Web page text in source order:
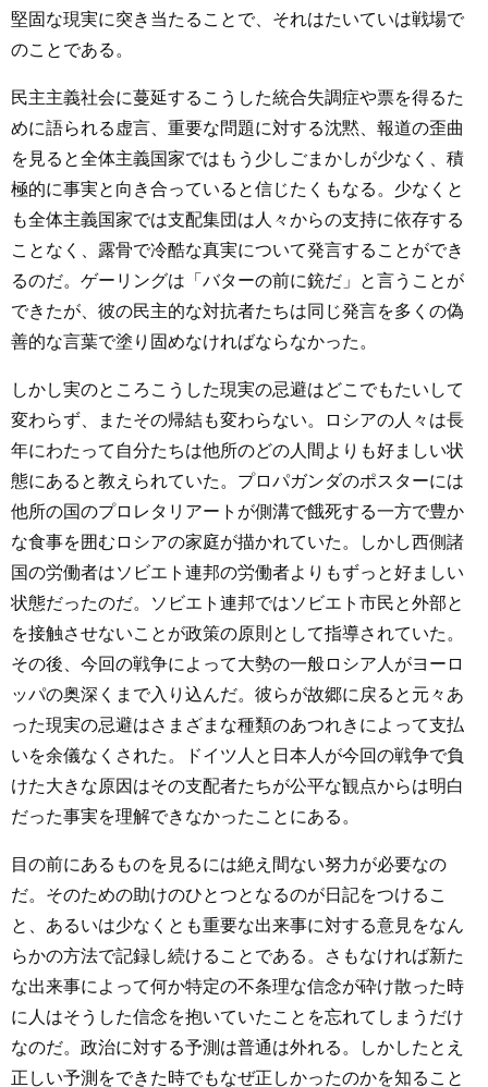
堅固な現実に突き当たることで、それはたいていは戦場で
のことである。
民主主義社会に蔓延するこうした統合失調症や票を得るた
めに語られる虚言、重要な問題に対する沈黙、報道の歪曲
を見ると全体主義国家ではもう少しごまかしが少なく、積
極的に事実と向き合っていると信じたくもなる。少なくと
も全体主義国家では支配集団は人々からの支持に依存する
ことなく、露骨で冷酷な真実について発言することができ
るのだ。ゲーリングは「バターの前に銃だ」と言うことが
できたが、彼の民主的な対抗者たちは同じ発言を多くの偽
善的な言葉で塗り固めなければならなかった。
しかし実のところこうした現実の忌避はどこでもたいして
変わらず、またその帰結も変わらない。ロシアの人々は長
年にわたって自分たちは他所のどの人間よりも好ましい状
態にあると教えられていた。プロパガンダのポスターには
他所の国のプロレタリアートが側溝で餓死する一方で豊か
な食事を囲むロシアの家庭が描かれていた。しかし西側諸
国の労働者はソビエト連邦の労働者よりもずっと好ましい
状態だったのだ。ソビエト連邦ではソビエト市民と外部と
を接触させないことが政策の原則として指導されていた。
その後、今回の戦争によって大勢の一般ロシア人がヨーロ
ッパの奥深くまで入り込んだ。彼らが故郷に戻ると元々あ
った現実の忌避はさまざまな種類のあつれきによって支払
いを余儀なくされた。ドイツ人と日本人が今回の戦争で負
けた大きな原因はその支配者たちが公平な観点からは明白
だった事実を理解できなかったことにある。
目の前にあるものを見るには絶え間ない努力が必要なの
だ。そのための助けのひとつとなるのが日記をつけるこ
と、あるいは少なくとも重要な出来事に対する意見をなん
らかの方法で記録し続けることである。さもなければ新た
な出来事によって何か特定の不条理な信念が砕け散った時
に人はそうした信念を抱いていたことを忘れてしまうだけ
なのだ。政治に対する予測は普通は外れる。しかしたとえ
正しい予測をできた時でもなぜ正しかったのかを知ること